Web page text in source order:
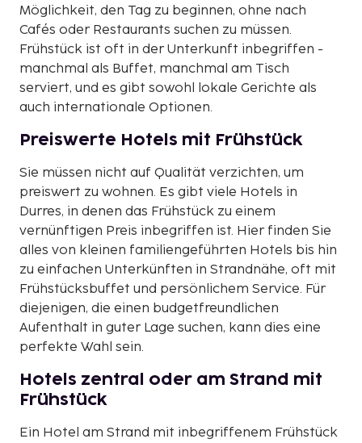
Möglichkeit, den Tag zu beginnen, ohne nach
Cafés oder Restaurants suchen zu müssen.
Frühstück ist oft in der Unterkunft inbegriffen -
manchmal als Buffet, manchmal am Tisch
serviert, und es gibt sowohl lokale Gerichte als
auch internationale Optionen.
Preiswerte Hotels mit Frühstück
Sie müssen nicht auf Qualität verzichten, um
preiswert zu wohnen. Es gibt viele Hotels in
Durres, in denen das Frühstück zu einem
vernünftigen Preis inbegriffen ist. Hier finden Sie
alles von kleinen familiengeführten Hotels bis hin
zu einfachen Unterkünften in Strandnähe, oft mit
Frühstücksbuffet und persönlichem Service. Für
diejenigen, die einen budgetfreundlichen
Aufenthalt in guter Lage suchen, kann dies eine
perfekte Wahl sein.
Hotels zentral oder am Strand mit
Frühstück
Ein Hotel am Strand mit inbegriffenem Frühstück